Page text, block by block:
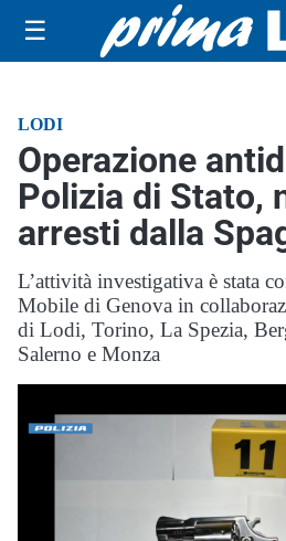
☰
LODI
Operazione
Polizia di Stato,
arresti dalla
L’attività investigativa è stata
Mobile di Genova in
di Lodi, Torino, La Spezia,
Salerno e Monza